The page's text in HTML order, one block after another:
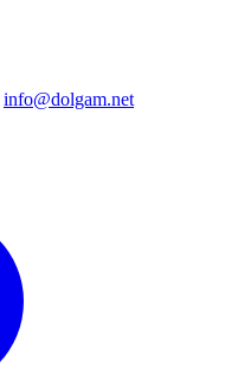
info@dolgam.net